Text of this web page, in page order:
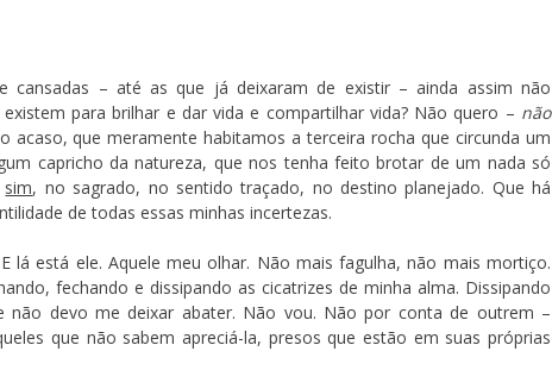
cansadas – até as que já deixaram de existir – ainda assim não
para brilhar e dar vida e compartilhar vida? Não quero – não
que meramente habitamos a terceira rocha que circunda um
capricho da natureza, que nos tenha feito brotar de um nada só
sim, no sagrado, no sentido traçado, no destino planejado. Que há
de todas essas minhas incertezas.
lá está ele. Aquele meu olhar. Não mais fagulha, não mais mortiço.
fechando e dissipando as cicatrizes de minha alma. Dissipando
não devo me deixar abater. Não vou. Não por conta de outrem –
que não sabem apreciá-la, presos que estão em suas próprias